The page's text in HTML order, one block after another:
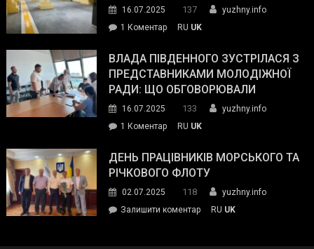
спільний
окупанти.
Маємо
діяти
команда
пожежу
у
16.07.2025 137
yuzhny.info
1 Коментардо
Південного
провів
інспекцію
укриття
RU UK
ВЛАДА ПІВДЕННОГО ЗУСТРІЛАСЯ З
ПРЕДСТАВНИКАМИ МОЛОДІЖНОЇ
РАДИ: ЩО ОБГОВОРЮВАЛИ
16.07.2025 133
yuzhny.info
1 Коментардо
Південного
зустрілася
представниками
молодіжної
RU UK
ДЕНЬ ПРАЦІВНИКІВ МОРСЬКОГО ТА
РІЧКОВОГО ФЛОТУ
02.07.2025 118
yuzhny.info
Залишити коментарon
RU UK